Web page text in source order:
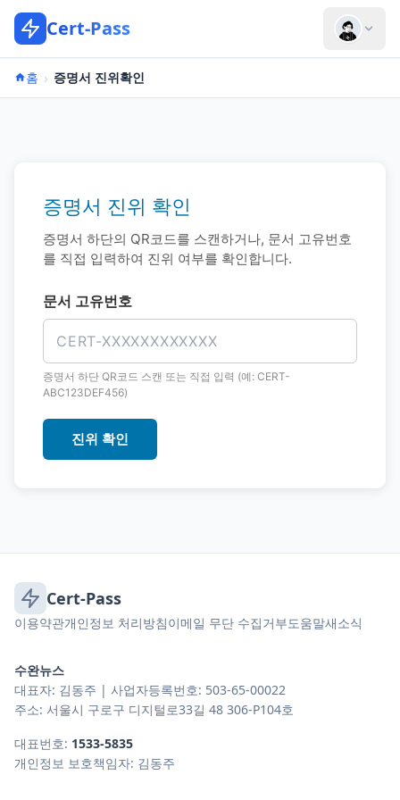
Cert-Pass
홈 › 증명서 진위확인
증명서 진위 확인
증명서 하단의 QR코드를 스캔하거나, 문서 고유번호
를 직접 입력하여 진위 여부를 확인합니다.
문서 고유번호
증명서 하단 QR코드 스캔 또는 직접 입력 (예: CERT-
ABC123DEF456)
진위 확인
Cert-Pass
이용약관개인정보 처리방침이메일 무단 수집거부도움말새소식
수완뉴스
대표자: 김동주 | 사업자등록번호: 503-65-00022
주소: 서울시 구로구 디지털로33길 48 306-P104호
대표번호: 1533-5835
개인정보 보호책임자: 김동주